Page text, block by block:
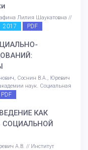
Лилия Шаукатовна //
2017 PDF
Соснин В.А., Юревич
наук. Социальная
PDF
КАК
СОЦИАЛЬНОЙ
А.В. // Институт